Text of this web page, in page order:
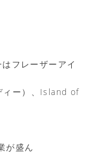
フレーザーアイ
ィー）、Island of
が盛ん